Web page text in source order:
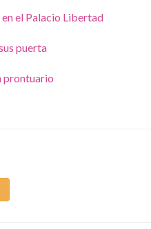
el Palacio Libertad
puerta
prontuario